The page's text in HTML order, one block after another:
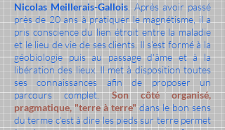
Nicolas Meillerais-Gallois . Après avoir passé
près de 20 ans à pratiquer le magnétisme, il a
pris conscience du lien étroit entre la maladie
et le lieu de vie de ses clients. Il s'est formé à la
géobiologie puis au passage d'âme et à la
libération des lieux. Il met à disposition toutes
ses connaissances afin de proposer un
parcours complet.
Son côté organisé,
pragmatique, "terre à terre" dans le bon sens
du terme c'est à dire les pieds sur terre permet